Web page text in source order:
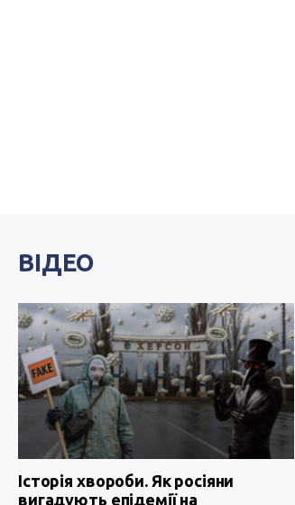
ВІДЕО
Історія хвороби. Як росіяни
вигадують епідемії на